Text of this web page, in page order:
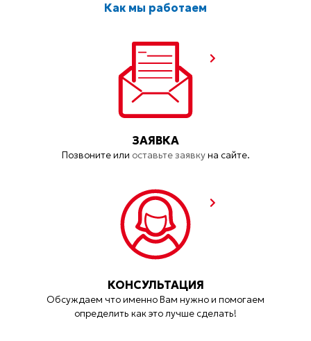
Как мы работаем
ЗАЯВКА
Позвоните или оставьте заявкуна сайте.
КОНСУЛЬТАЦИЯ
Обсуждаем что именно Вам нужно и помогаем
определить как это лучше сделать!